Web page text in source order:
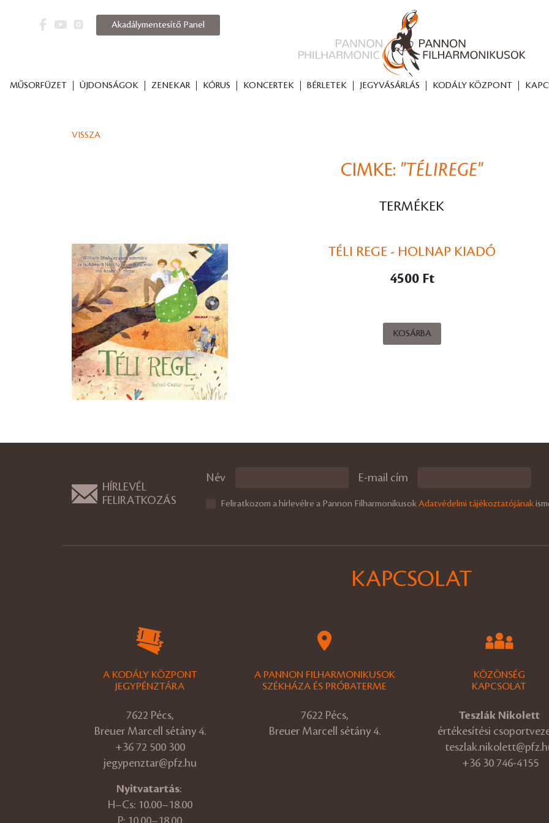
MŰSORFÜZET ÚJDONSÁGOK ZENEKAR KÓRUS KONCERTEK BÉRLETEK JEGYVÁSÁRLÁS KODÁLY KÖZPONT
Akadálymentesítő Panel
VISSZA
CIMKE: "TÉLIREGE"
TERMÉKEK
TÉLI REGE - HOLNAP KIADÓ
4500 Ft
KOSÁRBA
HÍRLEVÉL
FELIRATKOZÁS
Név E-mail cím
Feliratkozom a hírlevélre a Pannon FilharmonikusokAdatvédelmi tájékoztatójának
KAPCSOLAT
A KODÁLY KÖZPONT
JEGYPÉNZTÁRA
7622 Pécs,
Breuer Marcell sétány 4.
+36 72 500 300
jegypenztar@pfz.hu
Nyitvatartás:
H–Cs: 10.00–18.00
P: 10.00–18.00
A PANNON FILHARMONIKUSOK
SZÉKHÁZA ÉS PRÓBATERME
7622 Pécs,
Breuer Marcell sétány 4.
KÖZÖNSÉG
KAPCSOLAT
Teszlák Nikolett
értékesítési
+36 30 746-4155